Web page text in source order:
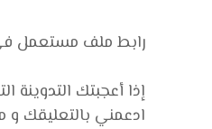
رابط ملف مستعمل
إذا أعجبتك التدوينة
ادعمني بالتعليقك